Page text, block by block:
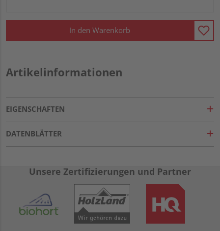
In den Warenkorb
Artikelinformationen
EIGENSCHAFTEN
DATENBLÄTTER
Unsere Zertifizierungen und Partner